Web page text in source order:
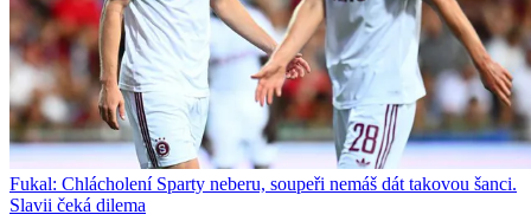
Fukal: Chlácholení Sparty neberu, soupeři nemáš dát takovou šanci.
Slavii čeká dilema